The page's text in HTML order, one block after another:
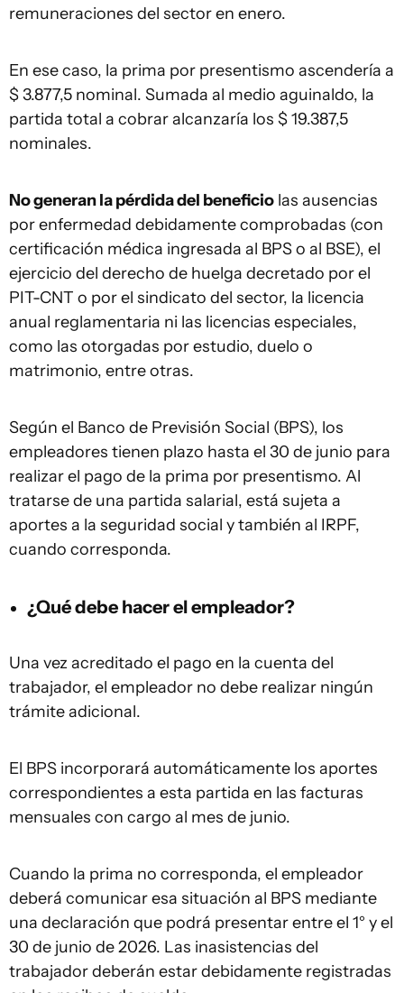
remuneraciones del sector en enero.
En ese caso, la prima por presentismo ascendería a
$ 3.877,5 nominal. Sumada al medio aguinaldo, la
partida total a cobrar alcanzaría los $ 19.387,5
nominales.
No generan la pérdida del beneficio las ausencias
por enfermedad debidamente comprobadas (con
certificación médica ingresada al BPS o al BSE), el
ejercicio del derecho de huelga decretado por el
PIT-CNT o por el sindicato del sector, la licencia
anual reglamentaria ni las licencias especiales,
como las otorgadas por estudio, duelo o
matrimonio, entre otras.
Según el Banco de Previsión Social (BPS), los
empleadores tienen plazo hasta el 30 de junio para
realizar el pago de la prima por presentismo. Al
tratarse de una partida salarial, está sujeta a
aportes a la seguridad social y también al IRPF,
cuando corresponda.
¿Qué debe hacer el empleador?
Una vez acreditado el pago en la cuenta del
trabajador, el empleador no debe realizar ningún
trámite adicional.
El BPS incorporará automáticamente los aportes
correspondientes a esta partida en las facturas
mensuales con cargo al mes de junio.
Cuando la prima no corresponda, el empleador
deberá comunicar esa situación al BPS mediante
una declaración que podrá presentar entre el 1° y el
30 de junio de 2026. Las inasistencias del
trabajador deberán estar debidamente registradas